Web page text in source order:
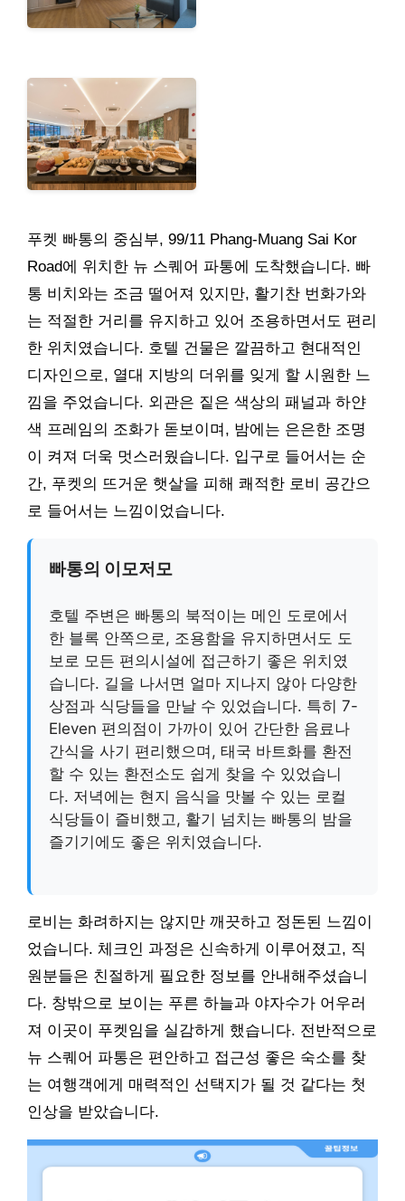
푸켓 빠통의 중심부, 99/11 Phang-Muang Sai Kor
Road에 위치한 뉴 스퀘어 파통에 도착했습니다. 빠
통 비치와는 조금 떨어져 있지만, 활기찬 번화가와
는 적절한 거리를 유지하고 있어 조용하면서도 편리
한 위치였습니다. 호텔 건물은 깔끔하고 현대적인
디자인으로, 열대 지방의 더위를 잊게 할 시원한 느
낌을 주었습니다. 외관은 짙은 색상의 패널과 하얀
색 프레임의 조화가 돋보이며, 밤에는 은은한 조명
이 켜져 더욱 멋스러웠습니다. 입구로 들어서는 순
간, 푸켓의 뜨거운 햇살을 피해 쾌적한 로비 공간으
로 들어서는 느낌이었습니다.
빠통의 이모저모
호텔 주변은 빠통의 북적이는 메인 도로에서
한 블록 안쪽으로, 조용함을 유지하면서도 도
보로 모든 편의시설에 접근하기 좋은 위치였
습니다. 길을 나서면 얼마 지나지 않아 다양한
상점과 식당들을 만날 수 있었습니다. 특히 7-
Eleven 편의점이 가까이 있어 간단한 음료나
간식을 사기 편리했으며, 태국 바트화를 환전
할 수 있는 환전소도 쉽게 찾을 수 있었습니
다. 저녁에는 현지 음식을 맛볼 수 있는 로컬
식당들이 즐비했고, 활기 넘치는 빠통의 밤을
즐기기에도 좋은 위치였습니다.
로비는 화려하지는 않지만 깨끗하고 정돈된 느낌이
었습니다. 체크인 과정은 신속하게 이루어졌고, 직
원분들은 친절하게 필요한 정보를 안내해주셨습니
다. 창밖으로 보이는 푸른 하늘과 야자수가 어우러
져 이곳이 푸켓임을 실감하게 했습니다. 전반적으로
뉴 스퀘어 파통은 편안하고 접근성 좋은 숙소를 찾
는 여행객에게 매력적인 선택지가 될 것 같다는 첫
인상을 받았습니다.